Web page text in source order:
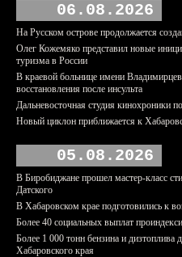
06.08.2026
На Русском острове продолжается
Олег Кожемяко представил новые
туризма в России
В краевой больнице имени
восстановления после инсульта
Дальневосточная студия кинохроники
Новый циклон приближается к
05.08.2026
В Биробиджане прошел мастер-класс
Датского
В Хабаровском крае подготовились
Более 40 социальных выплат
Более 1 000 тонн бензина и дизтоплива
Хабаровского края